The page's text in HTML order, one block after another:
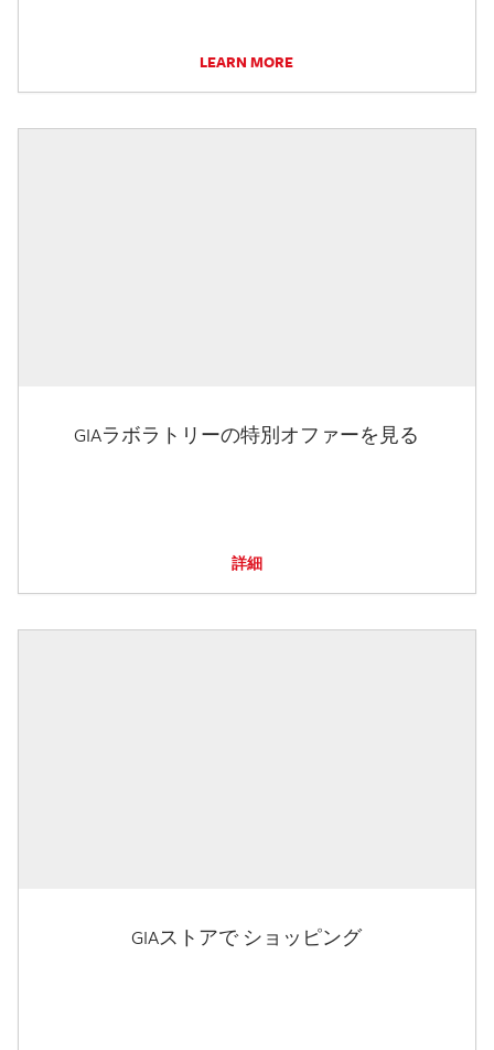
LEARN MORE
GIAラボラトリーの特別オファーを見る
詳細
GIAストアで ショッピング